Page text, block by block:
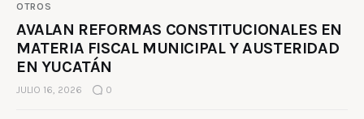
OTROS
AVALAN REFORMAS CONSTITUCIONALES EN
MATERIA FISCAL MUNICIPAL Y AUSTERIDAD
EN YUCATÁN
JULIO 16, 2026 0